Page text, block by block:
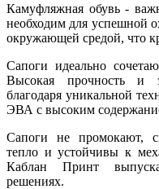
Камуфляжная обувь -
необходим для успешной
окружающей средой, что
Сапоги идеально
Высокая прочность и
благодаря уникальной
ЭВА с высоким
Сапоги не промокают,
тепло и устойчивы к
Каблан Принт
решениях.